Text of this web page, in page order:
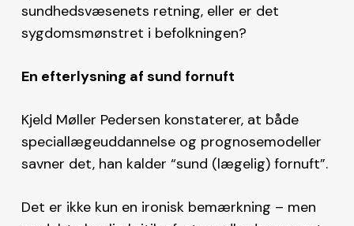
sundhedsvæsenets retning, eller er det
sygdomsmønstret i befolkningen?
En efterlysning af sund fornuft
Kjeld Møller Pedersen konstaterer, at både
speciallægeuddannelse og prognosemodeller
savner det, han kalder “sund (lægelig) fornuft”.
Det er ikke kun en ironisk bemærkning – men